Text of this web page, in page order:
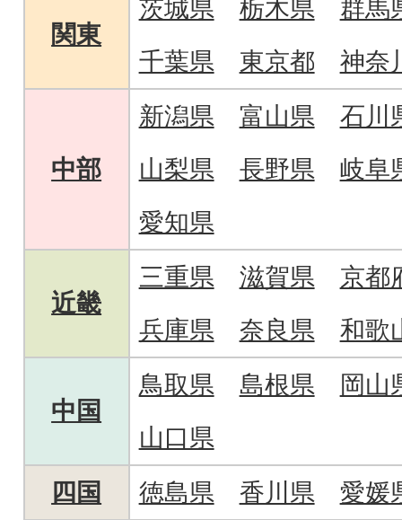
関東
茨城県 栃木県
群馬
千葉県
東京都 神奈
中部
新潟県 富山県
石川
山梨県
長野県
岐阜
愛知県
近畿
三重県 滋賀県
京都
兵庫県
奈良県 和歌
中国
鳥取県 島根県
岡山
山口県
四国
徳島県 香川県 愛媛